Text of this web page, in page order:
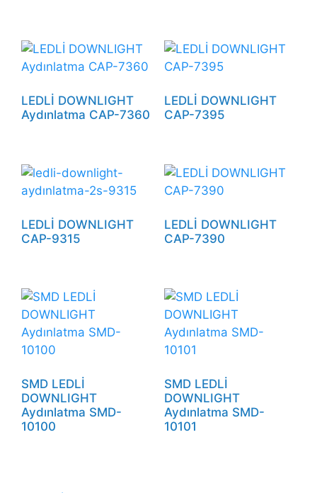
LEDLİ DOWNLIGHT
Aydınlatma CAP-7360
LEDLİ DOWNLIGHT
CAP-7395
LEDLİ DOWNLIGHT
CAP-9315
LEDLİ DOWNLIGHT
CAP-7390
SMD LEDLİ
DOWNLIGHT
Aydınlatma SMD-
10100
SMD LEDLİ
DOWNLIGHT
Aydınlatma SMD-
10101